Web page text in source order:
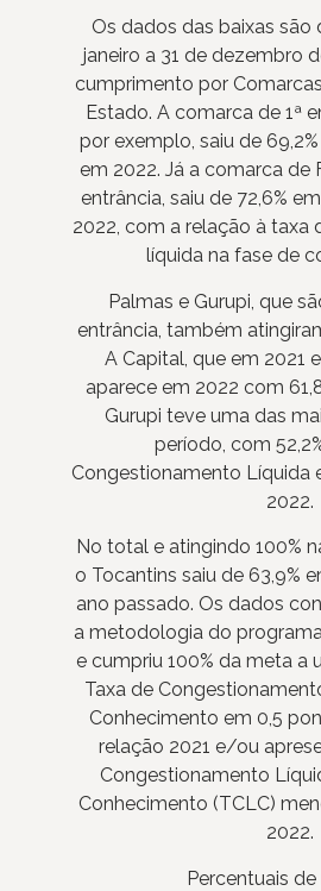
Os dados das baixas são
janeiro a 31 de dezembro
cumprimento por
Estado. A comarca de 1ª
por exemplo, saiu de
em 2022. Já a comarca de
entrância, saiu de 72,6%
2022, com a relação à taxa
líquida na fase de
Palmas e Gurupi, que
entrância, também
A Capital, que em 2021
aparece em 2022 com
Gurupi teve uma das
período, com
Congestionamento Líquida
2022.
No total e atingindo 100%
o Tocantins saiu de 63,9%
ano passado. Os dados
a metodologia do
e cumpriu 100% da meta a
Taxa de
Conhecimento em 0,5
relação 2021 e/ou
Congestionamento
Conhecimento (TCLC)
2022.
Percentuais